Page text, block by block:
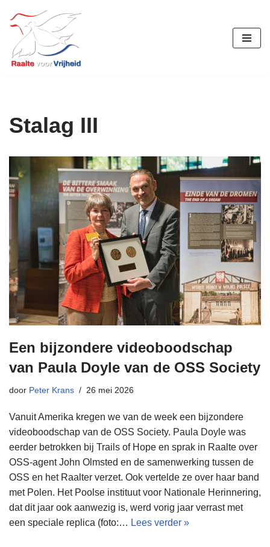
Ga
naar
de
Stalag III
Een bijzondere videoboodschap
van Paula Doyle van de OSS Society
door Peter Krans 26 mei 2026
Vanuit Amerika kregen we van de week een bijzondere
videoboodschap van de OSS Society. Paula Doyle was
eerder betrokken bij Trails of Hope en sprak in Raalte over
OSS-agent John Olmsted en de samenwerking tussen de
OSS en het Raalter verzet. Ook vertelde ze over haar band
met Polen. Het Poolse instituut voor Nationale Herinnering,
dat dit jaar ook aanwezig is, werd vorig jaar verrast met
een speciale replica (foto:… Lees verder »